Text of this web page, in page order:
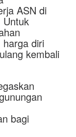
ASN di
Untuk
harga diri
kembali
bagi